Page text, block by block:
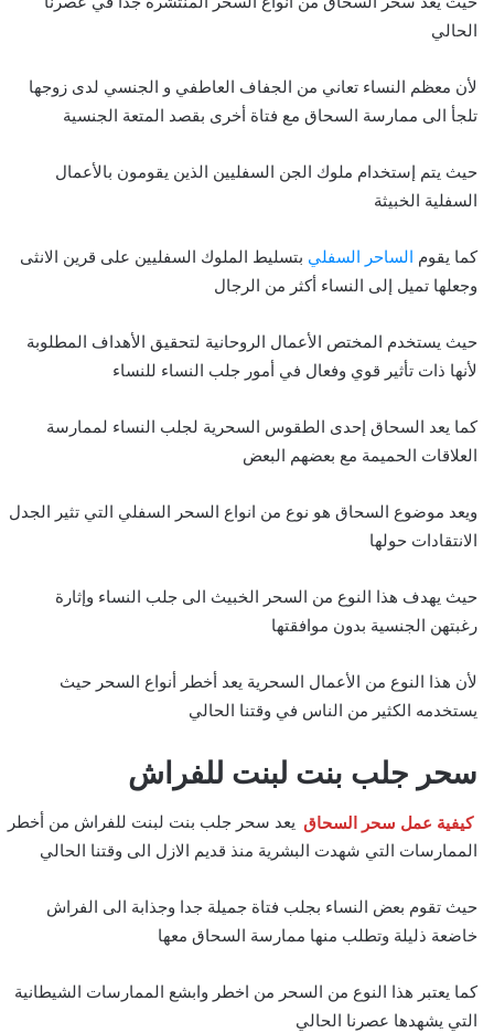
الحالي
لأن معظم النساء تعاني من الجفاف العاطفي و الجنسي لدى زوجها
تلجأ الى ممارسة السحاق مع فتاة أخرى بقصد المتعة الجنسية
حيث يتم إستخدام ملوك الجن السفليين الذين يقومون بالأعمال
السفلية الخبيثة
كما يقوم الساحر السفلي بتسليط الملوك السفليين على قرين الانثى
وجعلها تميل إلى النساء أكثر من الرجال
حيث يستخدم المختص الأعمال الروحانية لتحقيق الأهداف المطلوبة
لأنها ذات تأثير قوي وفعال في أمور جلب النساء للنساء
كما يعد السحاق إحدى الطقوس السحرية لجلب النساء لممارسة
العلاقات الحميمة مع بعضهم البعض
ويعد موضوع السحاق هو نوع من انواع السحر السفلي التي تثير الجدل
الانتقادات حولها
حيث يهدف هذا النوع من السحر الخبيث الى جلب النساء وإثارة
رغبتهن الجنسية بدون موافقتها
لأن هذا النوع من الأعمال السحرية يعد أخطر أنواع السحر حيث
يستخدمه الكثير من الناس في وقتنا الحالي
سحر جلب بنت لبنت للفراش
كيفية عمل سحر السحاق يعد سحر جلب بنت لبنت للفراش من أخطر
الممارسات التي شهدت البشرية منذ قديم الازل الى وقتنا الحالي
حيث تقوم بعض النساء بجلب فتاة جميلة جدا وجذابة الى الفراش
خاضعة ذليلة وتطلب منها ممارسة السحاق معها
كما يعتبر هذا النوع من السحر من اخطر وابشع الممارسات الشيطانية
التي يشهدها عصرنا الحالي